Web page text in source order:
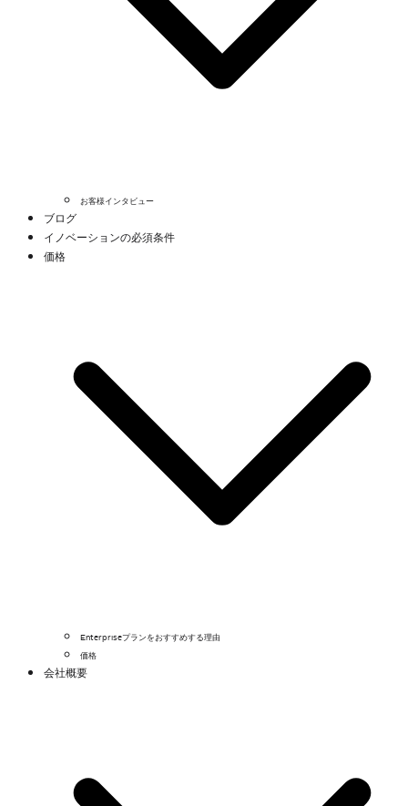
お客様インタビュー
ブログ
イノベーションの必須条件
価格
Enterpriseプランをおすすめする理由
価格
会社概要